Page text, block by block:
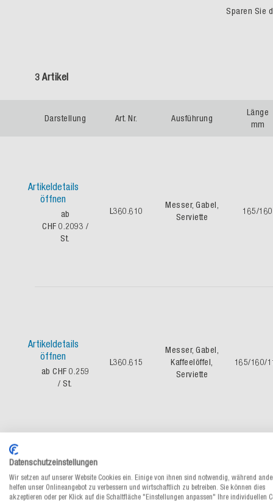
Sparen Sie
3 Artikel
Darstellung Art. Nr. Ausführung
Länge
mm
Artikeldetails
öffnen
ab
CHF 0.2093 /
St.
L360.610
Messer, Gabel,
Serviette
165/160
Artikeldetails
öffnen
ab CHF 0.259
/ St.
L360.615
Messer, Gabel,
Kaffeelöffel,
Serviette
165/160/
Artikeldetails
Datenschutzeinstellungen
Wir setzen auf unserer Website Cookies ein. Einige von ihnen sind notwendig, während
helfen unser Onlineangebot zu verbessern und wirtschaftlich zu betreiben. Sie können dies
akzeptieren oder per Klick auf die Schaltfläche "Einstellungen anpassen" Ihre individuellen